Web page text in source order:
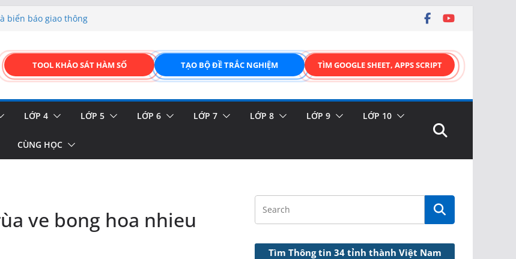
KÉO THẢ –
– Thêm, tìm, sửa,
vật
ĐỈNH CAO &
TOOL KHẢO SÁT HÀM SỐ TẠO BỘ ĐỀ TRẮC NGHIỆM TÌM GOOGLE SHEET, APPS SCRIPT
LỚP 4 LỚP 5 LỚP 6 LỚP 7 LỚP 8 LỚP 9 LỚP 10
CÙNG HỌC
ve bong hoa nhieu
Tìm Thông tin 34 tỉnh thành Việt Nam